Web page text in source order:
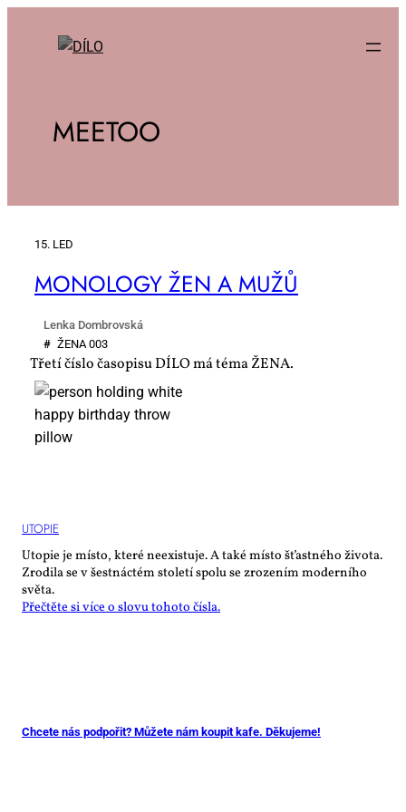
MEETOO
15. LED
MO­NO­LO­GY ŽEN A MUŽŮ
Lenka Dombrovská
# ŽE­NA 003
Třetí číslo časopisu DÍLO má téma ŽENA.
UTO­PIE
Utopie je místo, které neexistuje. A také místo šťastného života.
Zrodila se v šestnáctém století spolu se zrozením moderního
světa.
Přečtěte si více o slovu tohoto čísla.
Chcete nás podpořit? Můžete nám koupit kafe. Děkujeme!